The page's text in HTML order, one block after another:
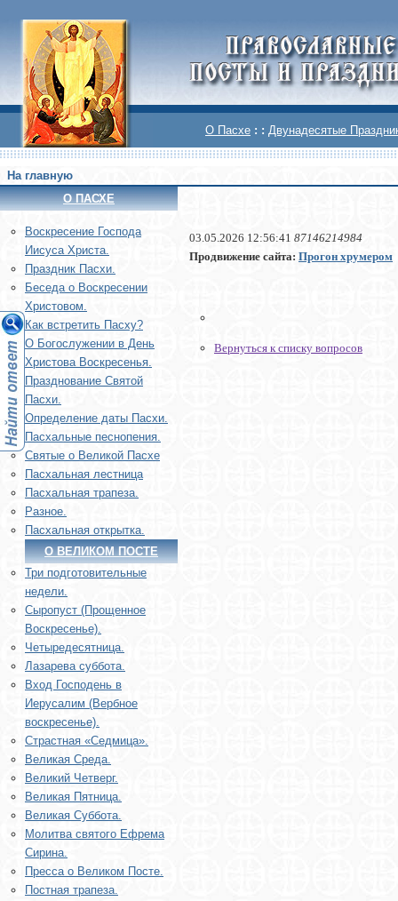
О Пасхе : : Двунадесятые
На главную
О ПАСХЕ
Воскреcение Господа
Иисуса Христа.
Праздник Пасхи.
Беседа о Воскресении
Христовом.
Как встретить Пасху?
О Богослужении в День
Христова Воскресенья.
Празднование Святой
Пасхи.
Определение даты Пасхи.
Пасхальные песнопения.
Святые о Великой Пасхе
Пасхальная лестница
Пасхальная трапеза.
Разное.
Пасхальная открытка.
О ВЕЛИКОМ ПОСТЕ
Три подготовительные
недели.
Сыропуст (Прощенное
Воскресенье).
Четыредесятница.
Лазарева суббота.
Вход Господень в
Иерусалим (Вербное
воскресенье).
Страстная «Седмица».
Великая Среда.
Великий Четверг.
Великая Пятница.
Великая Суббота.
Молитва святого Ефрема
Сирина.
Пресса о Великом Посте.
Постная трапеза.
03.05.2026 12:56:41 87146214984
Продвижение сайта: Прогон хрумером
Вернуться к списку вопросов